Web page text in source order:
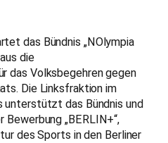
das Bündnis „NOlympia
die
das Volksbegehren gegen
Die Linksfraktion im
unterstützt das Bündnis und
„BERLIN+“,
des Sports in den Berliner